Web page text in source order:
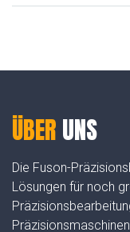
ÜBER UNS
Die Fuson-
Lösungen für noch